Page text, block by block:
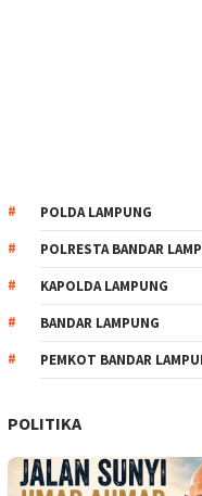
POLDA LAMPUNG
POLRESTA BANDAR
KAPOLDA LAMPUNG
BANDAR LAMPUNG
PEMKOT BANDAR
POLITIKA